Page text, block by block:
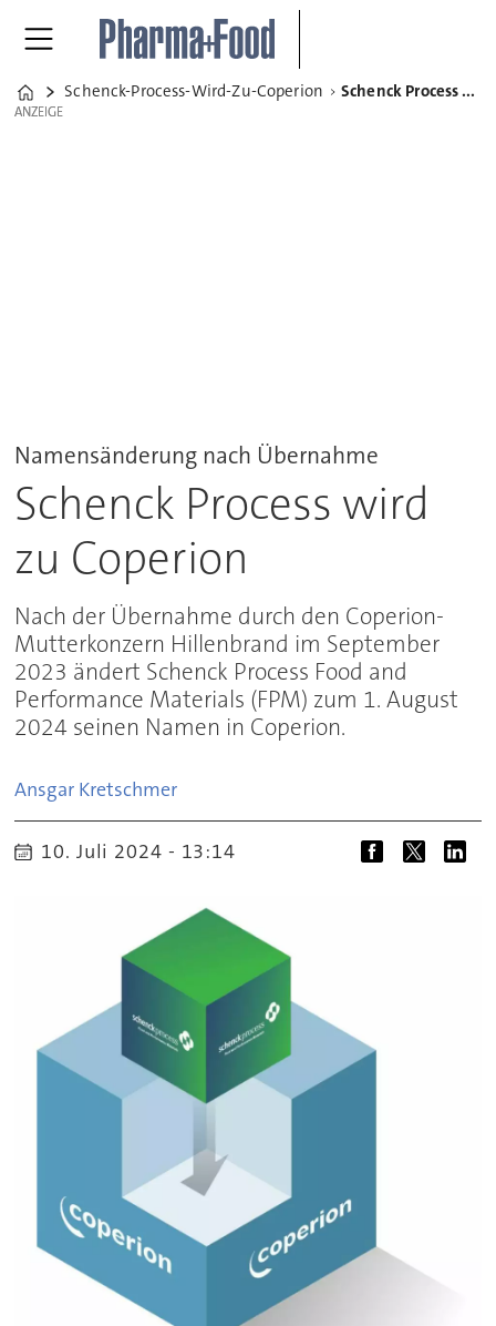
Home
Schenck-Process-Wird-Zu-Coperion Schenck Process wird zu Coperion
ANZEIGE
ANZEIGE
Namensänderung nach Übernahme
Schenck Process wird
zu Coperion
Nach der Übernahme durch den Coperion-
Mutterkonzern Hillenbrand im September
2023 ändert Schenck Process Food and
Performance Materials (FPM) zum 1. August
2024 seinen Namen in Coperion.
Ansgar Kretschmer
10. Juli 2024 - 13:14